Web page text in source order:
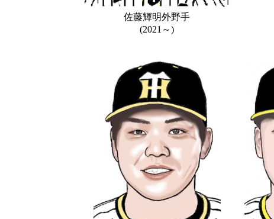
佐藤輝明外野手
(2021～)